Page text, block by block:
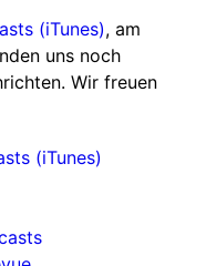
(iTunes), am
uns noch
Wir freuen
(iTunes)